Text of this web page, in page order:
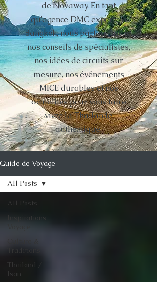
de Novaway. En tant
qu'agence DMC experte à
Bangkok, nous partageons ici
nos conseils de spécialistes,
nos idées de circuits sur
mesure, nos événements
MICE durables et nos
actualités pour vous faire
vivre la Thaïlande
authentique.
Guide de Voyage
All Posts
Inspirations
Thailand /
Isan
All Posts